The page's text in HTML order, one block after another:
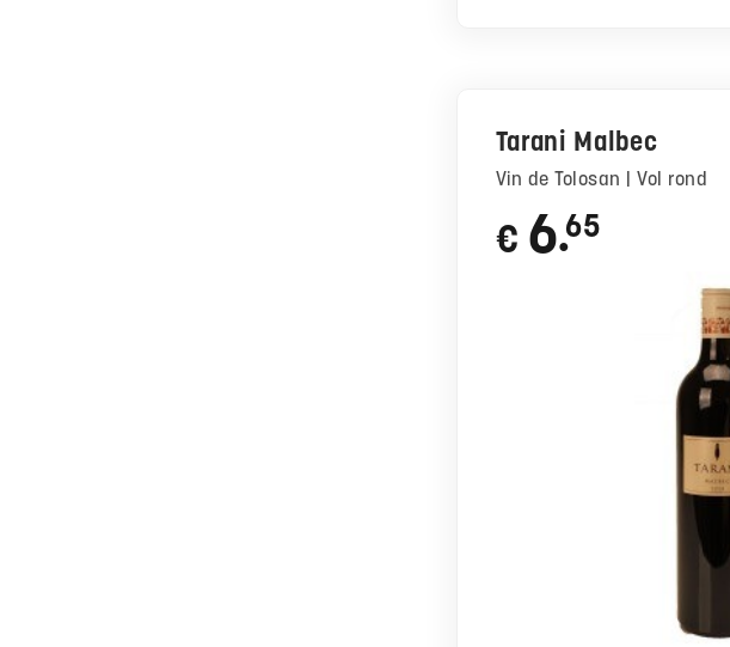
Tarani Malbec
Vin de Tolosan | Vol rond
€ 6●
65